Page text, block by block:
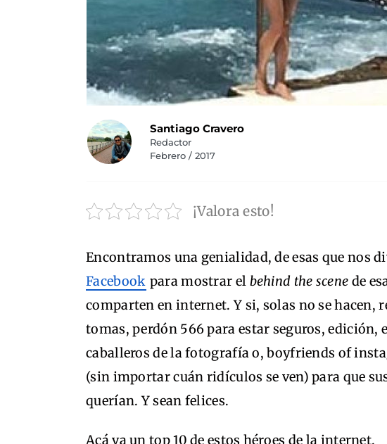
Santiago Cravero
Redactor
Febrero / 2017
¡Valora esto!
Encontramos una genialidad, de esas que nos
Facebook para mostrar el behind the scene de
comparten en internet. Y si, solas no se hacen,
tomas, perdón 566 para estar seguros, edición,
caballeros de la fotografía o, boyfriends of
(sin importar cuán ridículos se ven) para que
querían. Y sean felices.
Acá va un top 10 de estos héroes de la internet.